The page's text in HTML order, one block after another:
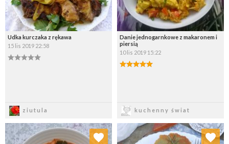
Udka kurczaka z rękawa
15 lis 2019 22:58
ziutula
Danie jednogarnkowe z makaronem i
piersią
10 lis 2019 15:22
kuchenny świat
Dodaj do ulubionych Dodaj do ulubionych